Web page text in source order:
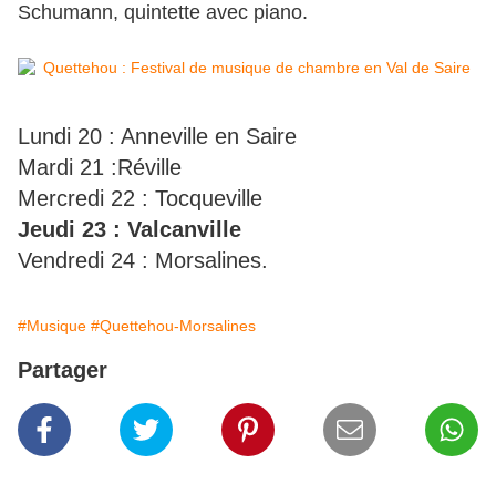
Schumann, quintette avec piano.
Lundi 20 : Anneville en Saire
Mardi 21 :Réville
Mercredi 22 : Tocqueville
Jeudi 23 : Valcanville
Vendredi 24 : Morsalines.
#Musique #Quettehou-Morsalines
Partager